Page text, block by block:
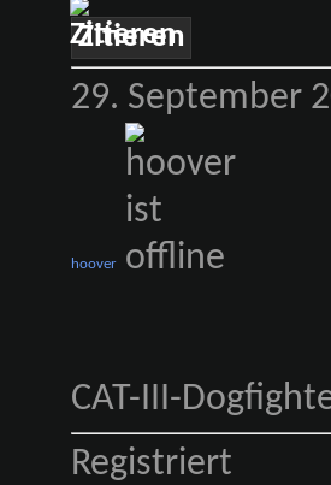
Zitieren
29. September
hoover
CAT-III-
Registriert